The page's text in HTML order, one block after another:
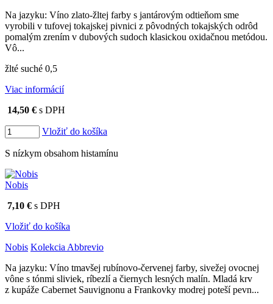
Na jazyku: Víno zlato-žltej farby s jantárovým odtieňom sme
vyrobili v tufovej tokajskej pivnici z pôvodných tokajských odrôd
pomalým zrením v dubových sudoch klasickou oxidačnou metódou.
Vô...
žlté suché 0,5
Viac informácií
14,50 € s DPH
Vložiť do košíka
S nízkym obsahom histamínu
Nobis
7,10 € s DPH
Vložiť do košíka
Nobis Kolekcia Abbrevio
Na jazyku: Víno tmavšej rubínovo-červenej farby, sivežej ovocnej
vône s tónmi sliviek, ríbezlí a čiernych lesných malín. Mladá krv
z kupáže Cabernet Sauvignonu a Frankovky modrej poteší pevn...